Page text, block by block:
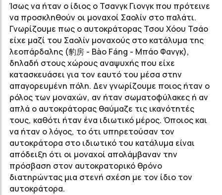
Ίσως να ήταν ο ίδιος ο Τσανγκ Γιονγκ που πρότεινε
να προσκληθούν οι μοναχοί Σαολίν στο παλάτι.
Γνωρίζουμε πως ο αυτοκράτορας Τσου Χόου Τσάο
είχε μαζί του Σαολίν μοναχούς στο κατάλυμα της
λεοπάρδαλης (豹房 - Bào Fáng - Μπάο Φανγκ),
δηλαδή στους χώρους αναψυχής που είχε
κατασκευάσει για τον εαυτό του μέσα στην
απαγορευμένη πόλη. Δεν γνωρίζουμε ποιος ήταν ο
ρόλος των μοναχών, αν ήταν σωματοφύλακες ή αν
απλά ο αυτοκράτορας θαύμαζε τις ικανότητές
τους, καθότι ήταν ένα ιδιωτικό μέρος. Όποιος και
να ήταν ο λόγος, το ότι υπηρετούσαν τον
αυτοκράτορα στο ιδιωτικό του κατάλυμα είναι
απόδειξη ότι οι μοναχοί απολάμβαναν την
πρόσβαση στον αυτοκρατορικό θρόνο
διατηρώντας μια στενή σχέση με τον ίδιο τον
αυτοκράτορα.